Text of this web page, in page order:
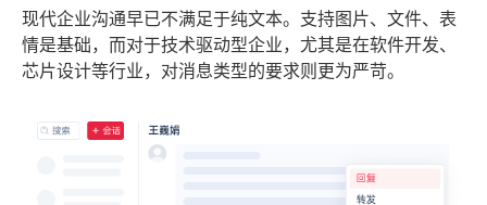
现代企业沟通早已不满足于纯文本。支持图片、文件、表
情是基础，而对于技术驱动型企业，尤其是在软件开发、
芯片设计等行业，对消息类型的要求则更为严苛。